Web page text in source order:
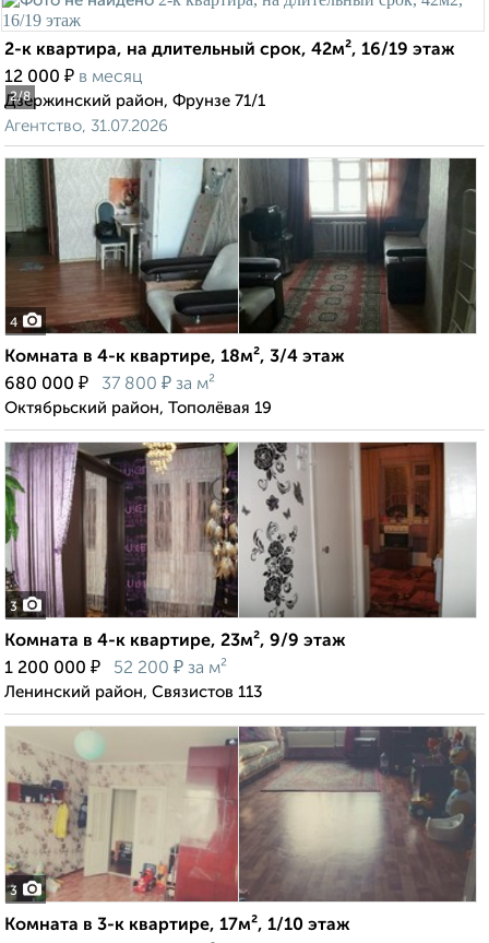
2/8
2-к квартира, на длительный срок, 42м², 16/19 этаж
12 000 ₽ в месяц
Дзержинский район, Фрунзе 71/1
Агентство, 31.07.2026
4
Комната в 4-к квартире, 18м², 3/4 этаж
680 000 ₽ 37 800 ₽ за м²
Октябрьский район, Тополёвая 19
3
Комната в 4-к квартире, 23м², 9/9 этаж
1 200 000 ₽ 52 200 ₽ за м²
Ленинский район, Связистов 113
3
Комната в 3-к квартире, 17м², 1/10 этаж